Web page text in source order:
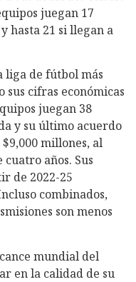
juegan 17
hasta 21 si llegan a
liga de fútbol más
cifras económicas
juegan 38
y su último acuerdo
millones, al
años. Sus
de 2022-25
combinados,
son menos
mundial del
en la calidad de su